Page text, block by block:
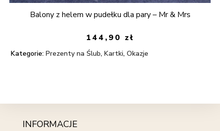
Balony z helem w pudełku dla pary – Mr & Mrs
144,90 zł
Kategorie: Prezenty na Ślub,Kartki,Okazje
INFORMACJE